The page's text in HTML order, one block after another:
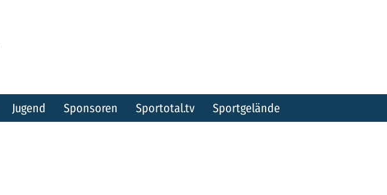
Jugend Sponsoren Sportotal.tv Sportgelände